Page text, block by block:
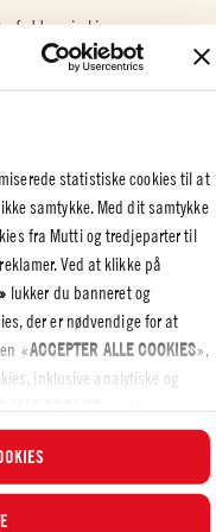
statistiske cookies til at
samtykke. Med dit samtykke
fra Mutti og tredjeparter til
Ved at klikke på
lukker du banneret og
der er nødvendige for at
«ACCEPTER ALLE COOKIES»,
inklusive analytiske og
cookies blive aktiveret.
af cookies, du ønsker
og ved at klikke på knappen
i skiver.
ved 220 °C i ca. 30
Tilsæt tomatsaucen og
over kartoflerne
VEGETARISK